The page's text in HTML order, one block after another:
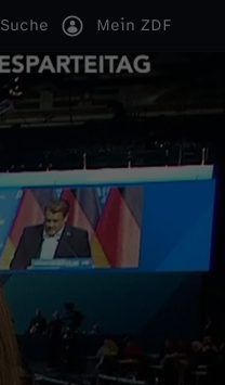
Suche Mein ZDF